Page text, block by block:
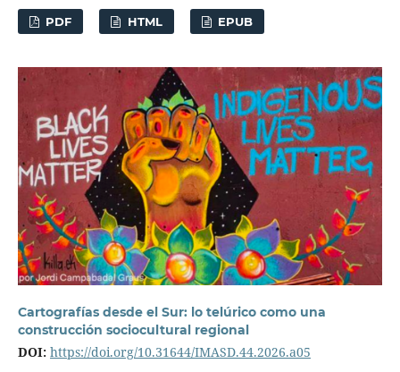
PDF HTML EPUB
Cartografías desde el Sur: lo telúrico como una
construcción sociocultural regional
DOI: https://doi.org/10.31644/IMASD.44.2026.a05